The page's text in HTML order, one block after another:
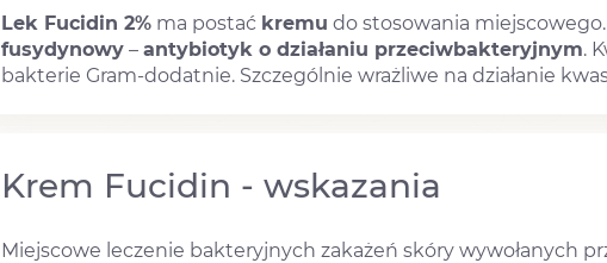
Lek Fucidin 2% ma postać kremu do stosowania
fusydynowy – antybiotyk o działaniu przeciwbakteryjnym.
bakterie Gram-dodatnie. Szczególnie wrażliwe na działanie
Krem Fucidin - wskazania
Miejscowe leczenie bakteryjnych zakażeń skóry wywołanych